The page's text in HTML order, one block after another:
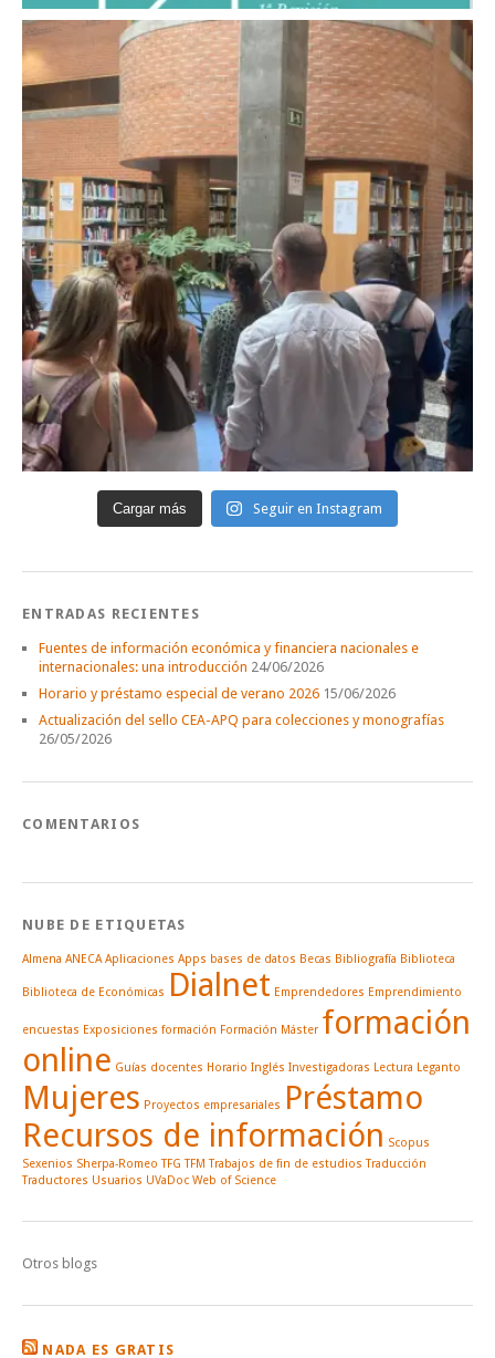
Cargar más Seguir en Instagram
ENTRADAS RECIENTES
Fuentes de información económica y financiera nacionales e
internacionales: una introducción 24/06/2026
Horario y préstamo especial de verano 2026 15/06/2026
Actualización del sello CEA-APQ para colecciones y monografías
26/05/2026
COMENTARIOS
NUBE DE ETIQUETAS
Almena ANECA Aplicaciones Apps bases de datos Becas Bibliografía Biblioteca
Biblioteca de Económicas Dialnet Emprendedores Emprendimiento
encuestas Exposiciones formación Formación Máster formación
online Guías docentes Horario Inglés Investigadoras Lectura Leganto
Mujeres Proyectos empresariales Préstamo
Recursos de información Scopus
Sexenios Sherpa-Romeo TFG TFM Trabajos de fin de estudios Traducción
Traductores Usuarios UVaDoc Web of Science
Otros blogs
NADA ES GRATIS